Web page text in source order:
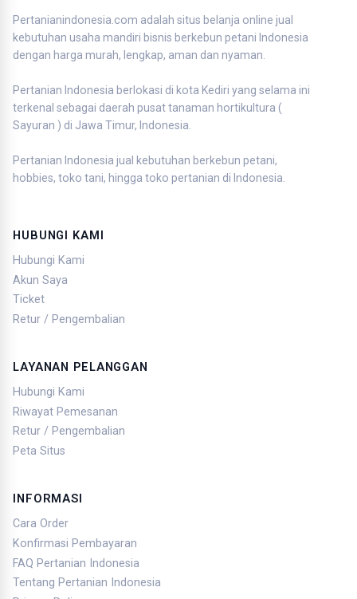
Pertanianindonesia.com adalah situs belanja online jual
kebutuhan usaha mandiri bisnis berkebun petani Indonesia
dengan harga murah, lengkap, aman dan nyaman.
Pertanian Indonesia berlokasi di kota Kediri yang selama ini
terkenal sebagai daerah pusat tanaman hortikultura (
Sayuran ) di Jawa Timur, Indonesia.
Pertanian Indonesia jual kebutuhan berkebun petani,
hobbies, toko tani, hingga toko pertanian di Indonesia.
HUBUNGI KAMI
Hubungi Kami
Akun Saya
Ticket
Retur / Pengembalian
LAYANAN PELANGGAN
Hubungi Kami
Riwayat Pemesanan
Retur / Pengembalian
Peta Situs
INFORMASI
Cara Order
Konfirmasi Pembayaran
FAQ Pertanian Indonesia
Tentang Pertanian Indonesia